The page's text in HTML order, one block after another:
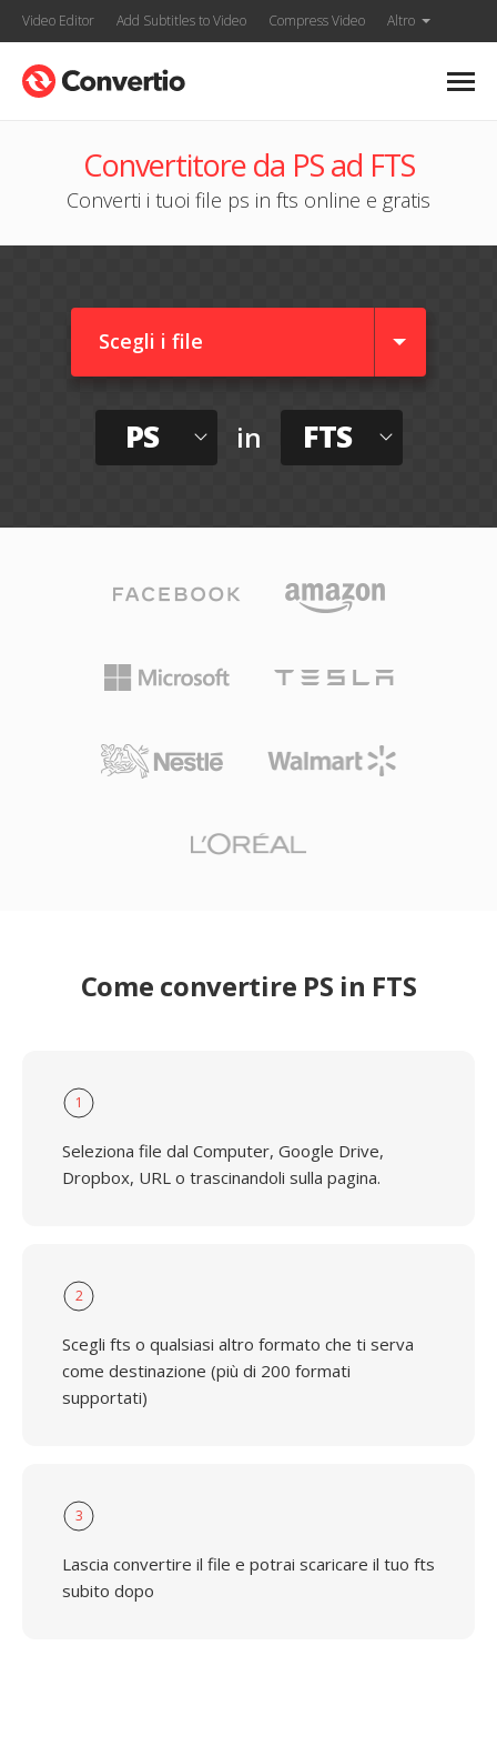
Video Editor Add Subtitles to Video Compress Video Altro
Convertitore da PS ad FTS
Converti i tuoi file ps in fts online e gratis
Scegli i file
PS in FTS
Come convertire PS in FTS
1
Seleziona file dal Computer, Google Drive,
Dropbox, URL o trascinandoli sulla pagina.
2
Scegli fts o qualsiasi altro formato che ti serva
come destinazione (più di 200 formati
supportati)
3
Lascia convertire il file e potrai scaricare il tuo fts
subito dopo